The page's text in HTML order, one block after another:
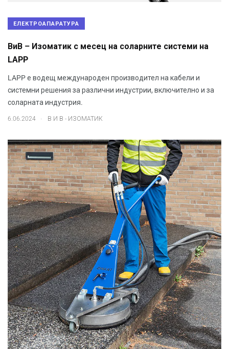
ЕЛЕКТРОАПАРАТУРА
ВиВ – Изоматик с месец на соларните системи на
LAPP
LAPP е водещ международен производител на кабели и
системни решения за различни индустрии, включително и за
соларната индустрия.
6.06.2024 . В И В - ИЗОМАТИК